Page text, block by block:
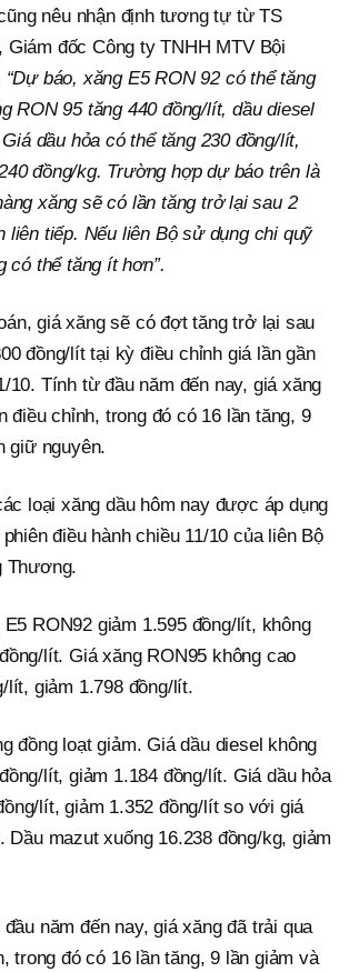
nêu nhận định tương tự từ TS
Giám đốc Công ty TNHH MTV Bội
“Dự báo, xăng E5 RON 92 có thể tăng
RON 95 tăng 440 đồng/lít, dầu diesel
dầu hỏa có thể tăng 230 đồng/lít,
đồng/kg. Trường hợp dự báo trên là
xăng sẽ có lần tăng trở lại sau 2
liên tiếp. Nếu liên Bộ sử dụng chi quỹ
có thể tăng ít hơn”.
giá xăng sẽ có đợt tăng trở lại sau
đồng/lít tại kỳ điều chỉnh giá lần gần
10. Tính từ đầu năm đến nay, giá xăng
điều chỉnh, trong đó có 16 lần tăng, 9
giữ nguyên.
loại xăng dầu hôm nay được áp dụng
điều hành chiều 11/10 của liên Bộ
Thương.
RON92 giảm 1.595 đồng/lít, không
lít. Giá xăng RON95 không cao
lít, giảm 1.798 đồng/lít.
đồng loạt giảm. Giá dầu diesel không
lít, giảm 1.184 đồng/lít. Giá dầu hỏa
lít, giảm 1.352 đồng/lít so với giá
Dầu mazut xuống 16.238 đồng/kg, giảm
năm đến nay, giá xăng đã trải qua
trong đó có 16 lần tăng, 9 lần giảm và